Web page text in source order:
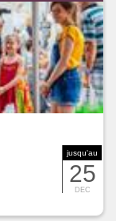
jusqu'au
25
DEC